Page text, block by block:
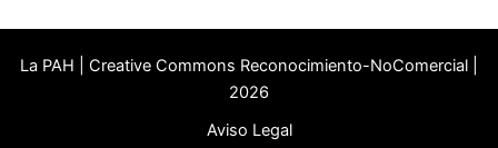
La PAH | Creative Commons Reconocimiento-NoComercial |
2026
Aviso Legal